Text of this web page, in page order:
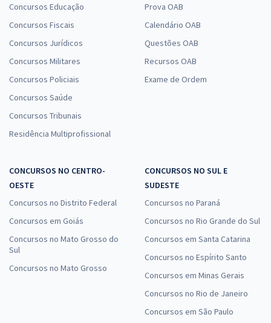
Concursos Educação
Concursos Fiscais
Concursos Jurídicos
Concursos Militares
Concursos Policiais
Concursos Saúde
Concursos Tribunais
Residência Multiprofissional
Prova OAB
Calendário OAB
Questões OAB
Recursos OAB
Exame de Ordem
CONCURSOS NO CENTRO-
OESTE
Concursos no Distrito Federal
Concursos em Goiás
Concursos no Mato Grosso do
Sul
Concursos no Mato Grosso
CONCURSOS NO SUL E
SUDESTE
Concursos no Paraná
Concursos no Rio Grande do Sul
Concursos em Santa Catarina
Concursos no Espírito Santo
Concursos em Minas Gerais
Concursos no Rio de Janeiro
Concursos em São Paulo